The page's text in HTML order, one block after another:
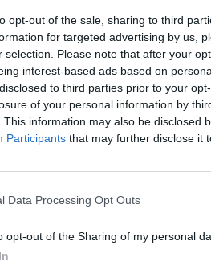
opt-out of the sale, sharing to third
for targeted advertising by us,
selection. Please note that after your
interest-based ads based on
to third parties prior to your
of your personal information by
This information may also be disclosed
Participants that may further disclose it
Data Processing Opt Outs
opt-out of the Sharing of my personal
ΔΙΑΦΗΜΙΣΗ